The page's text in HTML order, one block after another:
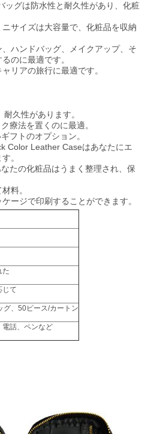
ッグは防水性と耐久性があり、化粧
サイズは大容量で、化粧品を収納
ハンドバッグ、メイクアップ、そ
のに最適です。
リアの旅行に最適です。
久性があります。
療法を置くのに最適。
フトのオプション。
Color Leather Caseはあなたにエ
。
たの化粧品はうまく整理され、保
料。
ージで印刷することができます。
た
じて
グ、50ピース/カートン
電話、ペンなど